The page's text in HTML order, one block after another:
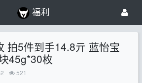
福利
拍5件到手14.8亓 蓝怡宝
45g*30枚
521